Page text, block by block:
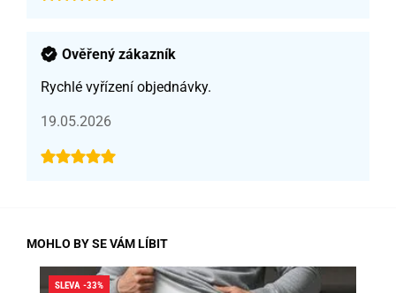
Ověřený zákazník
Rychlé vyřízení objednávky.
19.05.2026
MOHLO BY SE VÁM LÍBIT
SLEVA -33%